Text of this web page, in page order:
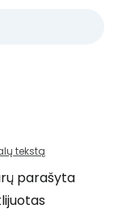
tekstą
parašyta